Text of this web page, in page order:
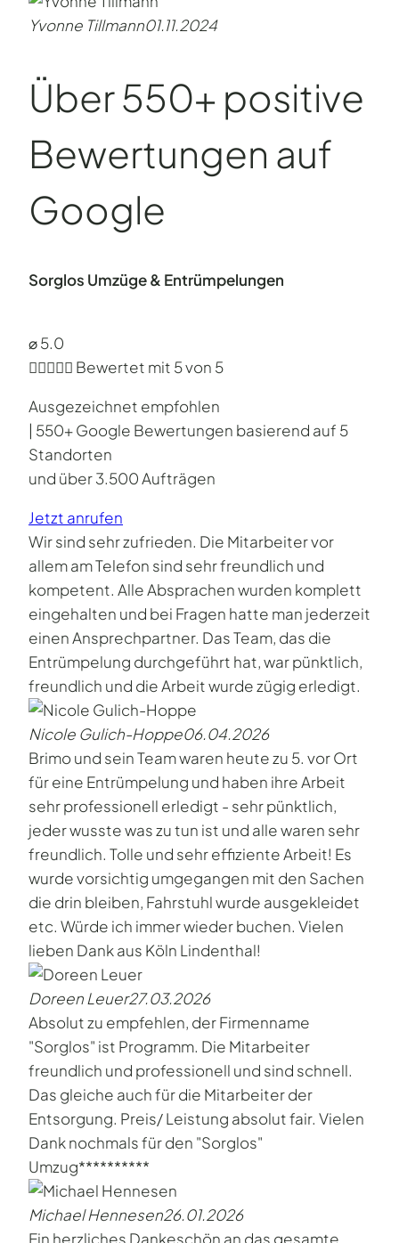
Yvonne Tillmann01.11.2024
Über 550+ positive
Bewertungen auf
Google
Sorglos Umzüge & Entrümpelungen
⌀ 5.0
 Bewertet mit 5 von 5
Ausgezeichnet empfohlen
| 550+ Google Bewertungen basierend auf 5
Standorten
und über 3.500 Aufträgen
Jetzt anrufen
Wir sind sehr zufrieden. Die Mitarbeiter vor
allem am Telefon sind sehr freundlich und
kompetent. Alle Absprachen wurden komplett
eingehalten und bei Fragen hatte man jederzeit
einen Ansprechpartner. Das Team, das die
Entrümpelung durchgeführt hat, war pünktlich,
freundlich und die Arbeit wurde zügig erledigt.
Nicole Gulich-Hoppe06.04.2026
Brimo und sein Team waren heute zu 5. vor Ort
für eine Entrümpelung und haben ihre Arbeit
sehr professionell erledigt - sehr pünktlich,
jeder wusste was zu tun ist und alle waren sehr
freundlich. Tolle und sehr effiziente Arbeit! Es
wurde vorsichtig umgegangen mit den Sachen
die drin bleiben, Fahrstuhl wurde ausgekleidet
etc. Würde ich immer wieder buchen. Vielen
lieben Dank aus Köln Lindenthal!
Doreen Leuer27.03.2026
Absolut zu empfehlen, der Firmenname
"Sorglos" ist Programm. Die Mitarbeiter
freundlich und professionell und sind schnell.
Das gleiche auch für die Mitarbeiter der
Entsorgung. Preis/ Leistung absolut fair. Vielen
Dank nochmals für den "Sorglos"
Umzug**********
Michael Hennesen26.01.2026
Ein herzliches Dankeschön an das gesamte